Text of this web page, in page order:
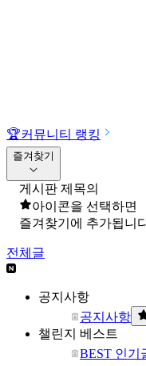
🏆커뮤니티 랭킹
즐겨찾기
게시판 제목의
아이콘을 선택하면
즐겨찾기에 추가됩니
전체글
공지사항
공지사항
챌린지 베스트
BEST 인기